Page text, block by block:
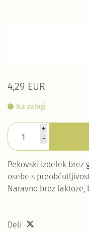
4,29 EUR
Na zalogi
+
-
Pekovski izdelek brez
osebe s
Naravno brez
Deli